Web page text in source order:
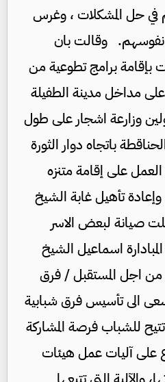
في حل المشكلات ، وغرس
وقالت بان
بإقامة برامج تطوعية من
على مداخل مدينة الطفيلة
وزارعة اشجار على طول
باتجاه دوار الثورة
على إقامة متنزه
تأهيل غابة الشيخ
صيانة لبعض الاسر
اسماعيل الشيخ
اجل المستقبل / فرق
الى تأسيس فرق شبابية
للشباب فرصة المشاركة
على آليات عمل هيئات